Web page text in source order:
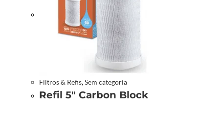
Filtros & Refis,Sem categoria
Refil 5″ Carbon Block